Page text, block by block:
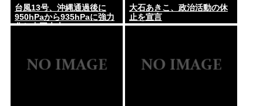
台風13号、沖縄通過後に
950hPaから935hPaに強力
化し中国本土へwww
大石あきこ、政治活動の休
止を宣言